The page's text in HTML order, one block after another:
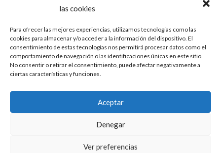
las cookies
Para ofrecer las mejores experiencias, utilizamos tecnologías como las
cookies para almacenar y/o acceder a la información del dispositivo. El
consentimiento de estas tecnologías nos permitirá procesar datos como el
comportamiento de navegación o las identificaciones únicas en este sitio.
No consentir o retirar el consentimiento, puede afectar negativamente a
ciertas características y funciones.
Aceptar
Denegar
Ver preferencias
Aviso Legal Política de privacidad Portal de transparencia
ASOCIACIÓN DE TALLERES DE REPARACIÓN DE
AUTOMÓVILES • CIF: G14023832
Mediación, Arbitraje y Conciliación, de la Consejería de Empleo
Puedes aprender más sobre qué cookies utilizamos o